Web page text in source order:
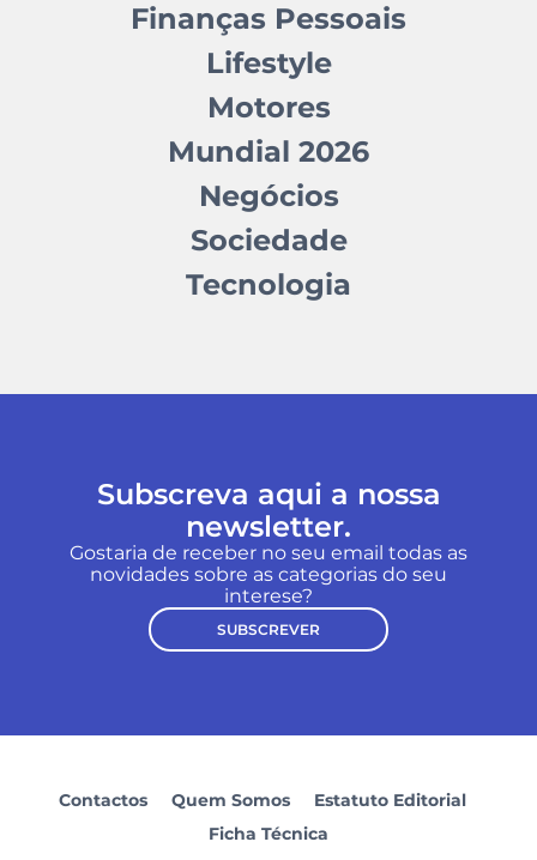
Finanças Pessoais
Lifestyle
Motores
Mundial 2026
Negócios
Sociedade
Tecnologia
Subscreva aqui a nossa
newsletter.
Gostaria de receber no seu email todas as
novidades sobre as categorias do seu
interese?
SUBSCREVER
Contactos Quem Somos
Estatuto Editorial
Ficha Técnica